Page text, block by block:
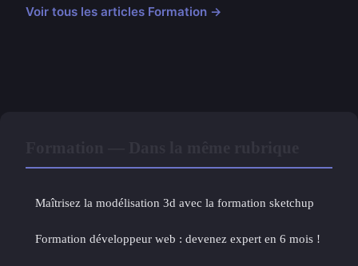
Voir tous les articles Formation →
Maîtrisez la modélisation 3d avec la formation sketchup
Formation développeur web : devenez expert en 6 mois !